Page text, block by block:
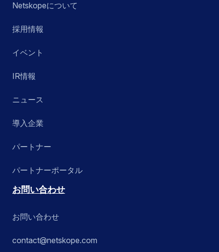
Netskopeについて
採用情報
イベント
IR情報
ニュース
導入企業
パートナー
パートナーポータル
お問い合わせ
お問い合わせ
contact@netskope.com